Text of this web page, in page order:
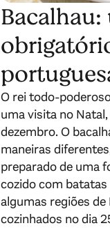
O rei todo-
uma visita no
dezembro. O
maneiras
preparado de uma
cozido com batatas
algumas regiões
cozinhados no dia